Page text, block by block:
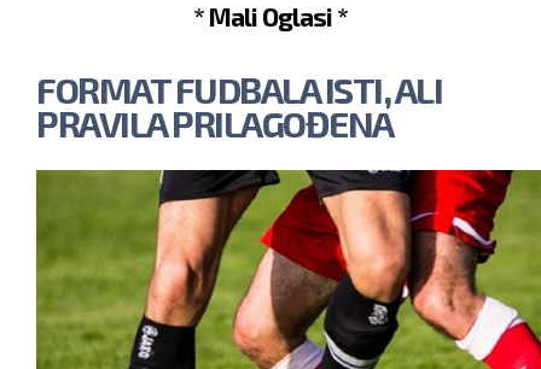
* Mali Oglasi *
FORMAT FUDBALA ISTI, ALI
PRAVILA PRILAGOĐENA